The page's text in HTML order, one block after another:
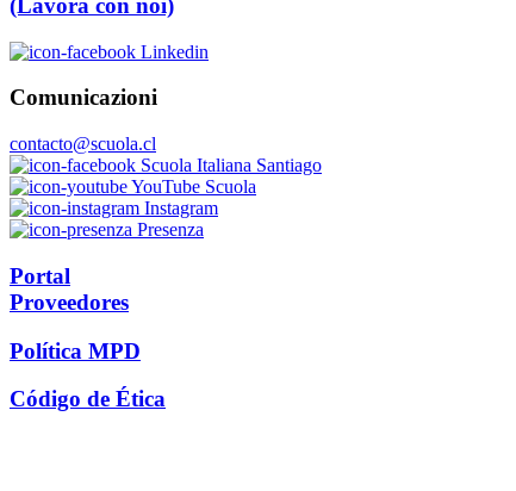
(Lavora con noi)
Linkedin
Comunicazioni
contacto@scuola.cl
Scuola Italiana Santiago
YouTube Scuola
Instagram
Presenza
Portal
Proveedores
Política MPD
Código de Ética